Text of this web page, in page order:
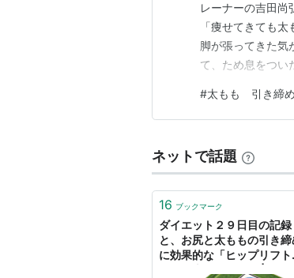
レーナーの吉田尚
「痩せてきても
脚が張ってきた気
て、ため息をつい
じような悩みを
太ももが張るのは
#太もも 引き締め
ネットで話題
16 ブックマーク
ダイエット２９日目の記録
と、お尻と太ももの引き締
に効果的な「ヒップリフト